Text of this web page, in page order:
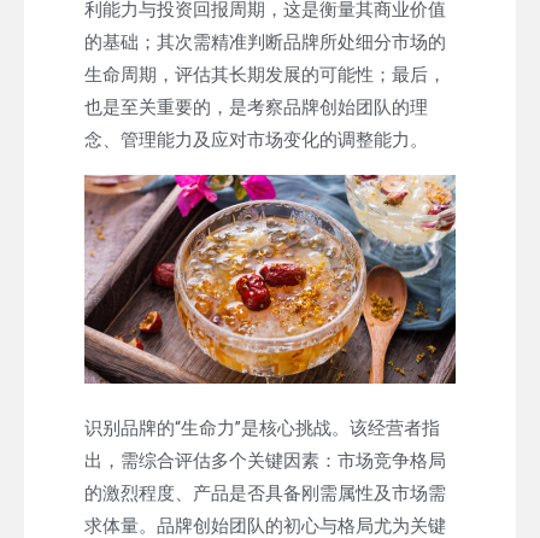
利能力与投资回报周期，这是衡量其商业价值
的基础；其次需精准判断品牌所处细分市场的
生命周期，评估其长期发展的可能性；最后，
也是至关重要的，是考察品牌创始团队的理
念、管理能力及应对市场变化的调整能力。
识别品牌的“生命力”是核心挑战。该经营者指
出，需综合评估多个关键因素：市场竞争格局
的激烈程度、产品是否具备刚需属性及市场需
求体量。品牌创始团队的初心与格局尤为关键